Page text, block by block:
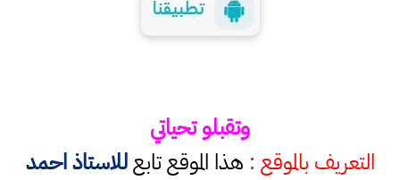
وتقبلو تحياتي
التعريف بالموقع : هذا الموقع تابعللاستاذ احمد